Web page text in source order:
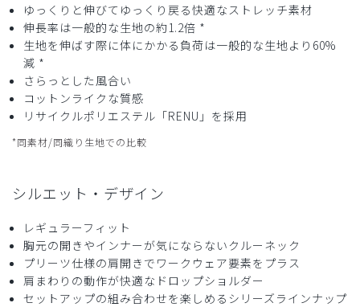
レモン様
購入確認済み
年齢: 30代 身長:176-180cm 体重: 76-80kg
カラー、生地、着心地とても満足しています。気持ちゆった
MOVE/チャコールグレー/XL
役に立った 0
ゆっくりと伸びてゆっくり戻る快適なストレッチ素材
伸長率は一般的な生地の約1.2倍 *
生地を伸ばす際に体にかかる負荷は一般的な生地より60%
減 *
さらっとした風合い
コットンライクな質感
リサイクルポリエステル「RENU」を採用
*同素材/同織り生地での比較
シルエット・デザイン
レギュラーフィット
胸元の開きやインナーが気にならないクルーネック
プリーツ仕様の肩開きでワークウェア要素をプラス
肩まわりの動作が快適なドロップショルダー
セットアップの組み合わせを楽しめるシリーズラインナップ